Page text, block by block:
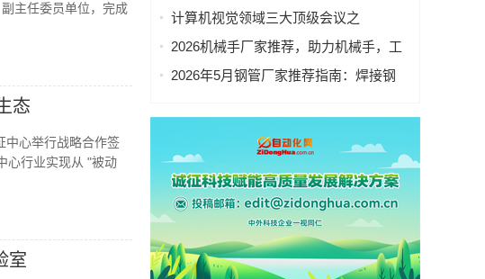
主任委员单位，完成
态
中心举行战略合作签
心行业实现从 "被动
室
公司栖息地用“环保顶配”兑现爱的承诺
计算机视觉领域三大顶级会议之
一|CVPR 2026 | 中科院自动化所新作速
2026机械手厂家推荐，助力机械手，工
业机械手，直角坐标机械手，小型机械
2026年5月钢管厂家推荐指南：焊接钢
司优选！